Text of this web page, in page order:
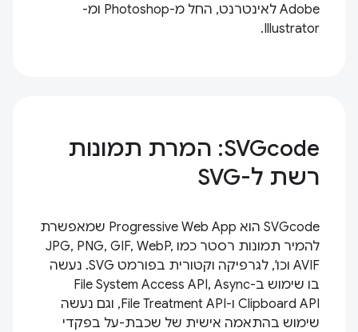
Adobe לאינטרנט, החל מ-Photoshop ומ-
Illustrator.
SVGcode: המרת תמונות
רשת ל-SVG
SVGcode הוא Progressive Web App שמאפשרת
להמיר תמונות רסטר כמו JPG, PNG, GIF, WebP,
AVIF וכו', לגרפיקה וקטורית בפורמט SVG. נעשה
בו שימוש ב-File System Access API, Async
Clipboard API ו-File Treatment API, וגם נעשה
שימוש בהתאמה אישית של שכבת-על בפקדי